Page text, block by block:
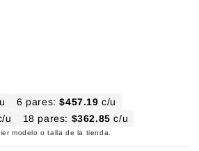
6 pares:$457.19 c/u
u 18 pares: $362.85 c/u
modelo o talla de la tienda.